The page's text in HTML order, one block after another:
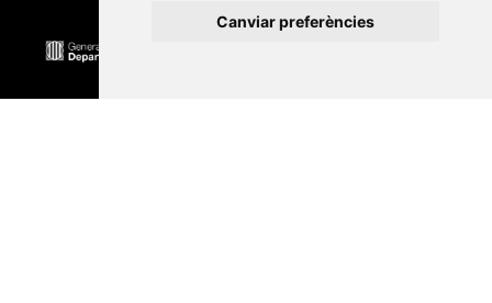
Canviar preferències